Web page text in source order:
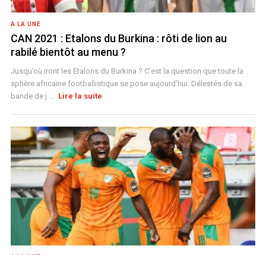
A LA UNE
CAN 2021 : Etalons du Burkina : rôti de lion au
rabilé bientôt au menu ?
Jusqu’où iront les Etalons du Burkina ? C’est la question que toute la
sphère africaine footballistique se pose aujourd’hui. Délestés de sa
bande de j ... Lire la suite